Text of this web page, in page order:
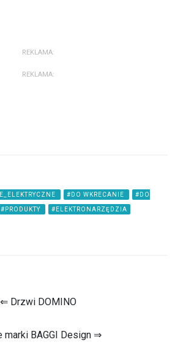
REKLAMA:
REKLAMA:
#DO WKRECANIE #DO
#PRODUKTY #ELEKTRONARZĘDZIA
⇐ Drzwi DOMINO
marki BAGGI Design ⇒